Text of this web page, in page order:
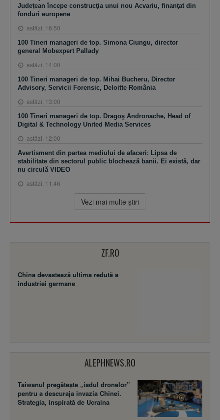
Judeţean începe construcţia unui nou Acvariu, finanţat din
fonduri europene
astăzi, 16:50
100 Tineri manageri de top. Simona Ciungu, director
general Mobexpert Pallady
astăzi, 14:00
100 Tineri manageri de top. Mihai Bucheru, Director
Advisory, Servicii Forensic, Deloitte România
astăzi, 13:00
100 Tineri manageri de top. Dragoş Andronache, Head of
Digital & Technology United Media Services
astăzi, 12:00
Avertisment din partea mediului de afaceri: Lipsa de
stabilitate din sectorul public blochează banii. Ei există, dar
nu circulă VIDEO
astăzi, 11:46
Vezi mai multe ştiri
ZF.RO
China devastează ultima redută a
industriei germane
ALEPHNEWS.RO
Taiwanul pregătește „iadul dronelor”
pentru a descuraja invazia Chinei.
Strategia, inspirată de Ucraina